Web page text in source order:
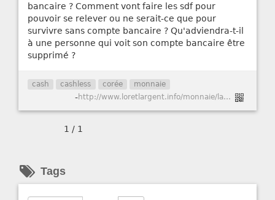
bancaire ? Comment vont faire les sdf pour
pouvoir se relever ou ne serait-ce que pour
survivre sans compte bancaire ? Qu'adviendra-t-il
à une personne qui voit son compte bancaire être
supprimé ?
cash cashless corée monnaie
- http://www.loretlargent.info/monnaie/la-coree-du-sud-fait-un-pas-decisif-vers-la-societe-sans-cash/18914/
1 / 1
Tags